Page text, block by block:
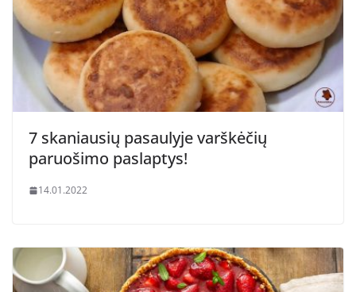
7 skaniausių pasaulyje varškėčių
paruošimo paslaptys!
14.01.2022